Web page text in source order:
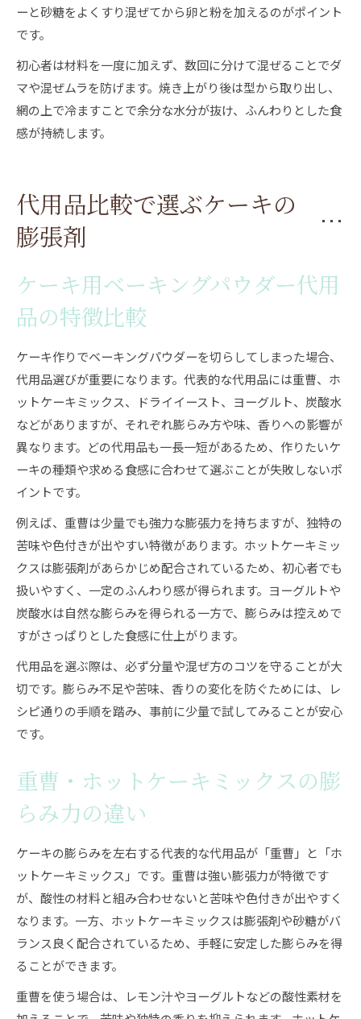
ーと砂糖をよくすり混ぜてから卵と粉を加えるのがポイント
です。
初心者は材料を一度に加えず、数回に分けて混ぜることでダ
マや混ぜムラを防げます。焼き上がり後は型から取り出し、
網の上で冷ますことで余分な水分が抜け、ふんわりとした食
感が持続します。
代用品比較で選ぶケーキの
膨張剤
ケーキ用ベーキングパウダー代用
品の特徴比較
ケーキ作りでベーキングパウダーを切らしてしまった場合、
代用品選びが重要になります。代表的な代用品には重曹、ホ
ットケーキミックス、ドライイースト、ヨーグルト、炭酸水
などがありますが、それぞれ膨らみ方や味、香りへの影響が
異なります。どの代用品も一長一短があるため、作りたいケ
ーキの種類や求める食感に合わせて選ぶことが失敗しないポ
イントです。
例えば、重曹は少量でも強力な膨張力を持ちますが、独特の
苦味や色付きが出やすい特徴があります。ホットケーキミッ
クスは膨張剤があらかじめ配合されているため、初心者でも
扱いやすく、一定のふんわり感が得られます。ヨーグルトや
炭酸水は自然な膨らみを得られる一方で、膨らみは控えめで
すがさっぱりとした食感に仕上がります。
代用品を選ぶ際は、必ず分量や混ぜ方のコツを守ることが大
切です。膨らみ不足や苦味、香りの変化を防ぐためには、レ
シピ通りの手順を踏み、事前に少量で試してみることが安心
です。
重曹・ホットケーキミックスの膨
らみ力の違い
ケーキの膨らみを左右する代表的な代用品が「重曹」と「ホ
ットケーキミックス」です。重曹は強い膨張力が特徴です
が、酸性の材料と組み合わせないと苦味や色付きが出やすく
なります。一方、ホットケーキミックスは膨張剤や砂糖がバ
ランス良く配合されているため、手軽に安定した膨らみを得
ることができます。
重曹を使う場合は、レモン汁やヨーグルトなどの酸性素材を